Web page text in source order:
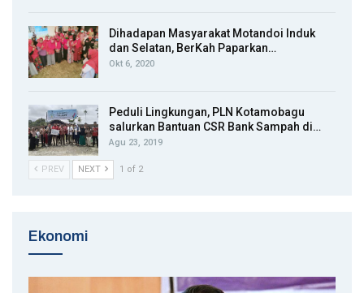
Dihadapan Masyarakat Motandoi Induk
dan Selatan, BerKah Paparkan…
Okt 6, 2020
Peduli Lingkungan, PLN Kotamobagu
salurkan Bantuan CSR Bank Sampah di…
Agu 23, 2019
PREV NEXT 1 of 2
Ekonomi